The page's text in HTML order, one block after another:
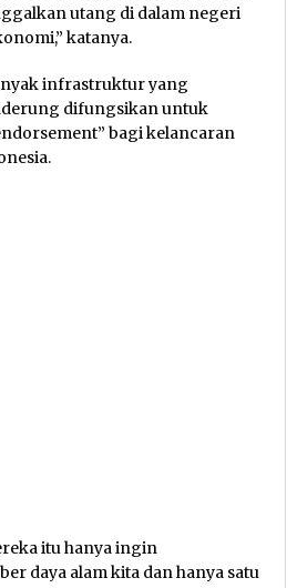
utang di dalam negeri
katanya.
infrastruktur yang
difungsikan untuk
bagi kelancaran
itu hanya ingin
daya alam kita dan hanya satu